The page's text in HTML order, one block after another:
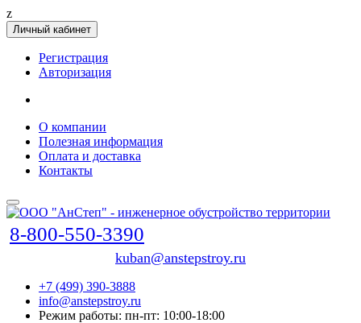
z
Личный кабинет
Регистрация
Авторизация
О компании
Полезная информация
Оплата и доставка
Контакты
8-800-550-3390
kuban@anstepstroy.ru
+7 (499) 390-3888
info@anstepstroy.ru
Режим работы: пн-пт: 10:00-18:00